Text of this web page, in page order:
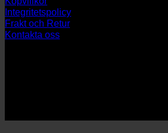
Integritetspolicy
Frakt och Retur
Kontakta oss